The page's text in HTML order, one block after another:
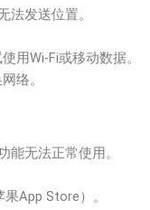
法发送位置。
用Wi-Fi或移动数据。
络。
能无法正常使用。
App Store）。